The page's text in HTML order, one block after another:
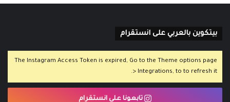
بيتكوين بالعربي على انستقرام
The Instagram Access Token is expired, Go to the Theme options page
> Integrations, to to refresh it.
تابعونا على انستقرام